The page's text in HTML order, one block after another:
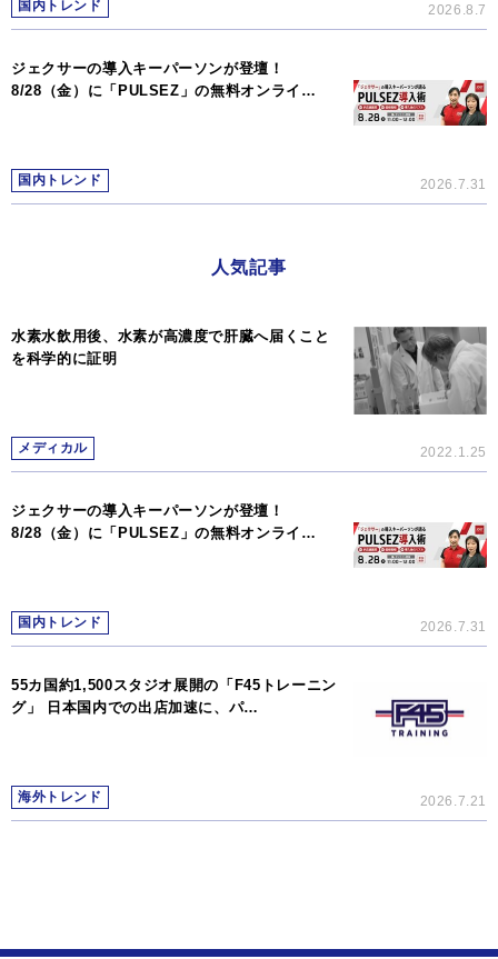
国内トレンド 2026.8.7
ジェクサーの導入キーパーソンが登壇！
8/28（金）に「PULSEZ」の無料オンライ…
国内トレンド 2026.7.31
人気記事
水素水飲用後、水素が高濃度で肝臓へ届くこと
を科学的に証明
メディカル 2022.1.25
ジェクサーの導入キーパーソンが登壇！
8/28（金）に「PULSEZ」の無料オンライ…
国内トレンド 2026.7.31
55カ国約1,500スタジオ展開の「F45トレーニン
グ」 日本国内での出店加速に、パ…
海外トレンド 2026.7.21